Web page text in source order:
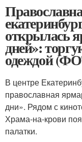
открылась
дней»:
одеждой
В центре
православная
дни». Рядом с
Храма-на-крови
палатки.